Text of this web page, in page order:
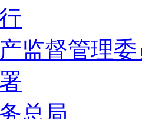
监督管理
总局